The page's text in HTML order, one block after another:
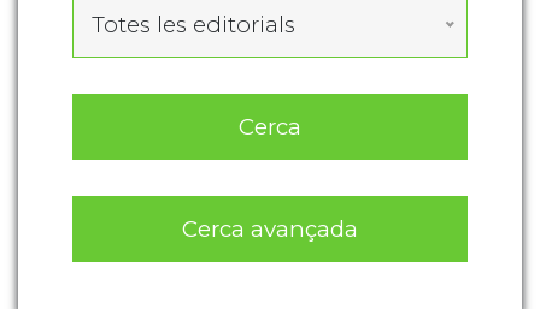
Totes les editorials
Cerca
Cerca avançada